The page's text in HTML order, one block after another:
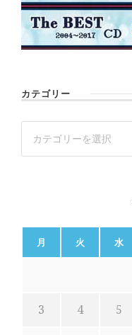
カテゴリー
月 火 水
3 4 5